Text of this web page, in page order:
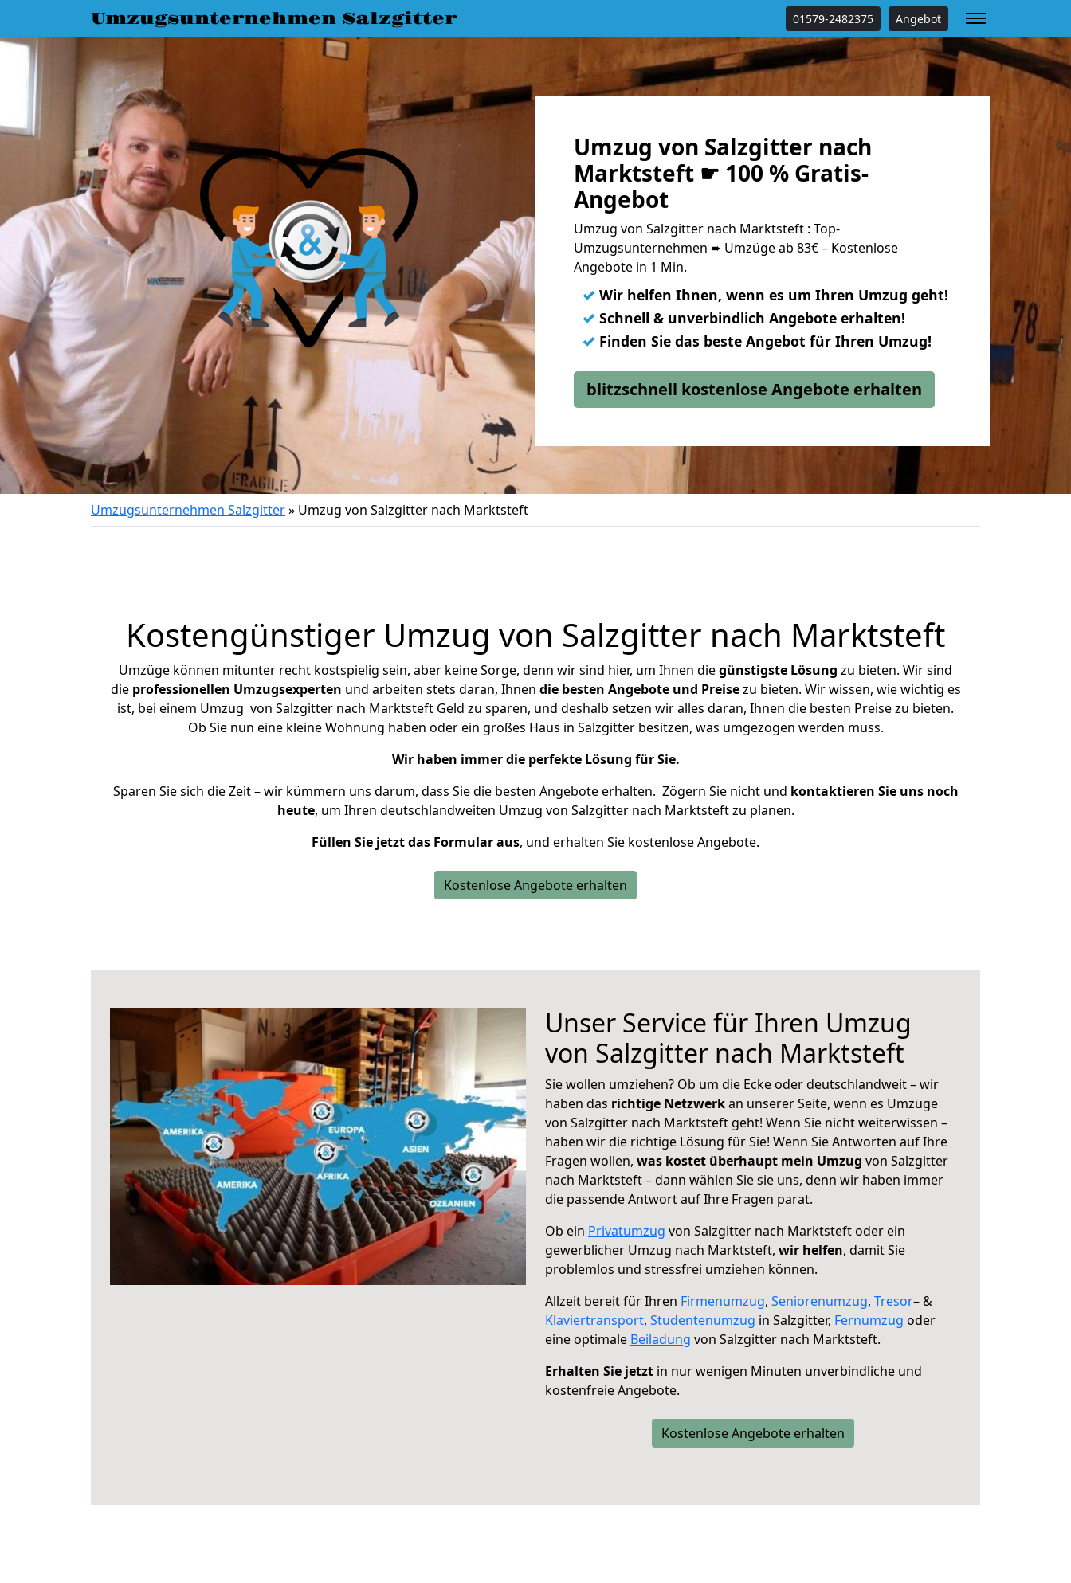
Umzugsunternehmen Salzgitter 01579-2482375 Angebot
Umzug von Salzgitter nach
Marktsteft ☛ 100 % Gratis-
Angebot
Umzug von Salzgitter nach Marktsteft : Top-
Umzugsunternehmen ➨ Umzüge ab 83€ – Kostenlose
Angebote in 1 Min.
✓ Wir helfen Ihnen, wenn es um Ihren Umzug geht!
✓ Schnell & unverbindlich Angebote erhalten!
✓ Finden Sie das beste Angebot für Ihren Umzug!
blitzschnell kostenlose Angebote erhalten
Umzugsunternehmen Salzgitter» Umzug von Salzgitter nach Marktsteft
Kostengünstiger Umzug von Salzgitter nach Marktsteft
Umzüge können mitunter recht kostspielig sein, aber keine Sorge, denn wir sind hier, um Ihnen diegünstigste Lösung zu bieten. Wir sind
die professionellen Umzugsexperten und arbeiten stets daran, Ihnen die besten Angebote und Preisezu bieten. Wir wissen, wie wichtig es
ist, bei einem Umzug von Salzgitter nach Marktsteft Geld zu sparen, und deshalb setzen wir alles daran, Ihnen die besten Preise zu bieten.
Ob Sie nun eine kleine Wohnung haben oder ein großes Haus in Salzgitter besitzen, was umgezogen werden muss.
Wir haben immer die perfekte Lösung für Sie.
Sparen Sie sich die Zeit – wir kümmern uns darum, dass Sie die besten Angebote erhalten. Zögern Sie nicht und kontaktieren Sie uns noch
heute, um Ihren deutschlandweiten Umzug von Salzgitter nach Marktsteft zu planen.
Füllen Sie jetzt das Formular aus, und erhalten Sie kostenlose Angebote.
Kostenlose Angebote erhalten
Unser Service für Ihren Umzug
von Salzgitter nach Marktsteft
Sie wollen umziehen? Ob um die Ecke oder deutschlandweit – wir
haben das richtige Netzwerkan unserer Seite, wenn es Umzüge
von Salzgitter nach Marktsteft geht! Wenn Sie nicht weiterwissen –
haben wir die richtige Lösung für Sie! Wenn Sie Antworten auf Ihre
Fragen wollen, was kostet überhaupt mein Umzug von Salzgitter
nach Marktsteft – dann wählen Sie sie uns, denn wir haben immer
die passende Antwort auf Ihre Fragen parat.
Ob ein Privatumzug von Salzgitter nach Marktsteft oder ein
gewerblicher Umzug nach Marktsteft, wir helfen, damit Sie
problemlos und stressfrei umziehen können.
Allzeit bereit für Ihren Firmenumzug, Seniorenumzug, Tresor– &
Klaviertransport, Studentenumzug in Salzgitter, Fernumzug oder
eine optimale Beiladung von Salzgitter nach Marktsteft.
Erhalten Sie jetzt in nur wenigen Minuten unverbindliche und
kostenfreie Angebote.
Kostenlose Angebote erhalten